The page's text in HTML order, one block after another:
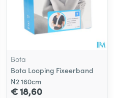
Bota
Bota Looping Fixeerband
N2 160cm
€ 18,60